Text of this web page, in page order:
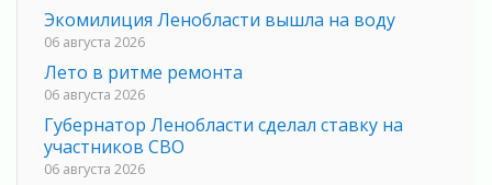
Экомилиция Ленобласти вышла на воду
06 августа 2026
Лето в ритме ремонта
06 августа 2026
Губернатор Ленобласти сделал ставку на
участников СВО
06 августа 2026